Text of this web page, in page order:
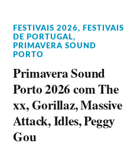
FESTIVAIS 2026,
FESTIVAIS
DE PORTUGAL,
PRIMAVERA SOUND
PORTO
Primavera Sound
Porto 2026 com The
xx, Gorillaz, Massive
Attack, Idles, Peggy
Gou